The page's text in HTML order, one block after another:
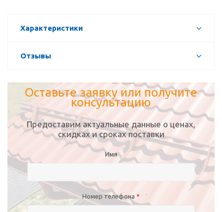
Характеристики
Отзывы
Оставьте заявку или получите
консультацию
Предоставим актуальные данные о ценах,
скидках и сроках поставки
Имя
Номер телефона *